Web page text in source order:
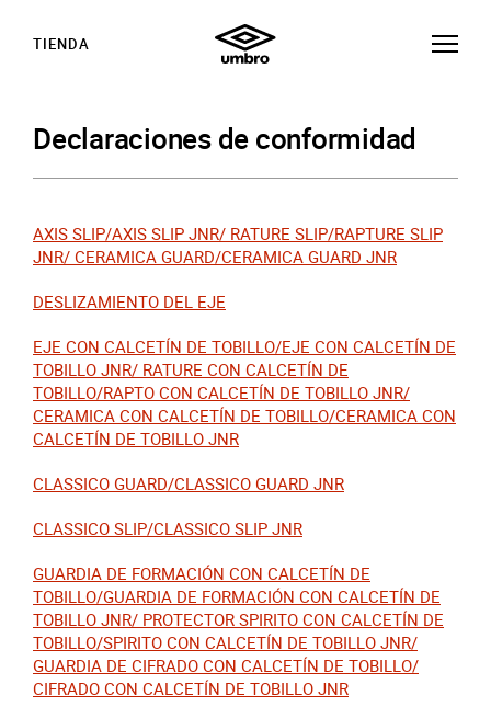
TIENDA
Declaraciones de conformidad
AXIS SLIP/AXIS SLIP JNR/ RATURE SLIP/RAPTURE SLIP
JNR/ CERAMICA GUARD/CERAMICA GUARD JNR
DESLIZAMIENTO DEL EJE
EJE CON CALCETÍN DE TOBILLO/EJE CON CALCETÍN DE
TOBILLO JNR/ RATURE CON CALCETÍN DE
TOBILLO/RAPTO CON CALCETÍN DE TOBILLO JNR/
CERAMICA CON CALCETÍN DE TOBILLO/CERAMICA CON
CALCETÍN DE TOBILLO JNR
CLASSICO GUARD/CLASSICO GUARD JNR
CLASSICO SLIP/CLASSICO SLIP JNR
GUARDIA DE FORMACIÓN CON CALCETÍN DE
TOBILLO/GUARDIA DE FORMACIÓN CON CALCETÍN DE
TOBILLO JNR/ PROTECTOR SPIRITO CON CALCETÍN DE
TOBILLO/SPIRITO CON CALCETÍN DE TOBILLO JNR/
GUARDIA DE CIFRADO CON CALCETÍN DE TOBILLO/
CIFRADO CON CALCETÍN DE TOBILLO JNR